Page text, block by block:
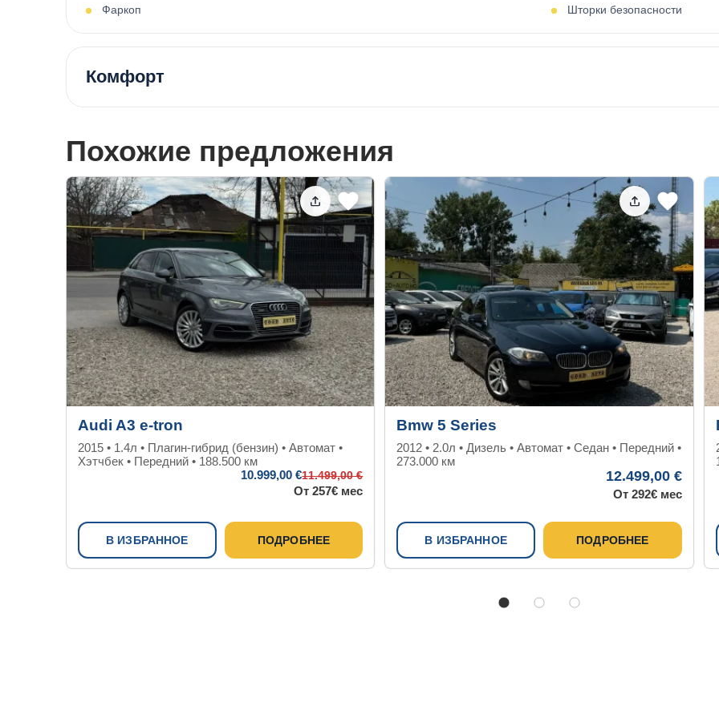
Фаркоп Шторки безопасности
Комфорт
Похожие предложения
Audi A3 e-tron
2015 • 1.4л • Плагин-гибрид (бензин) • Автомат •
Хэтчбек • Передний • 188.500 км
10.999,00 €11.499,00 €
От 257€ мес
В ИЗБРАННОЕ ПОДРОБНЕЕ
Bmw 5 Series
2012 • 2.0л • Дизель • Автомат • Седан • Передний •
273.000 км
12.499,00 €
От 292€ мес
В ИЗБРАННОЕ ПОДРОБНЕЕ